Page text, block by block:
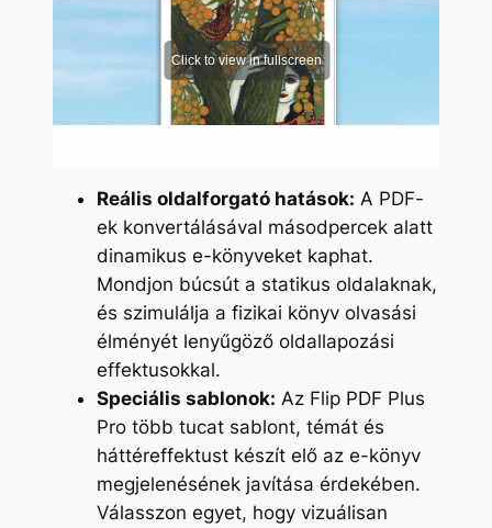
Reális oldalforgató hatások: A PDF-
ek konvertálásával másodpercek alatt
dinamikus e-könyveket kaphat.
Mondjon búcsút a statikus oldalaknak,
és szimulálja a fizikai könyv olvasási
élményét lenyűgöző oldallapozási
effektusokkal.
Speciális sablonok: Az Flip PDF Plus
Pro több tucat sablont, témát és
háttéreffektust készít elő az e-könyv
megjelenésének javítása érdekében.
Válasszon egyet, hogy vizuálisan